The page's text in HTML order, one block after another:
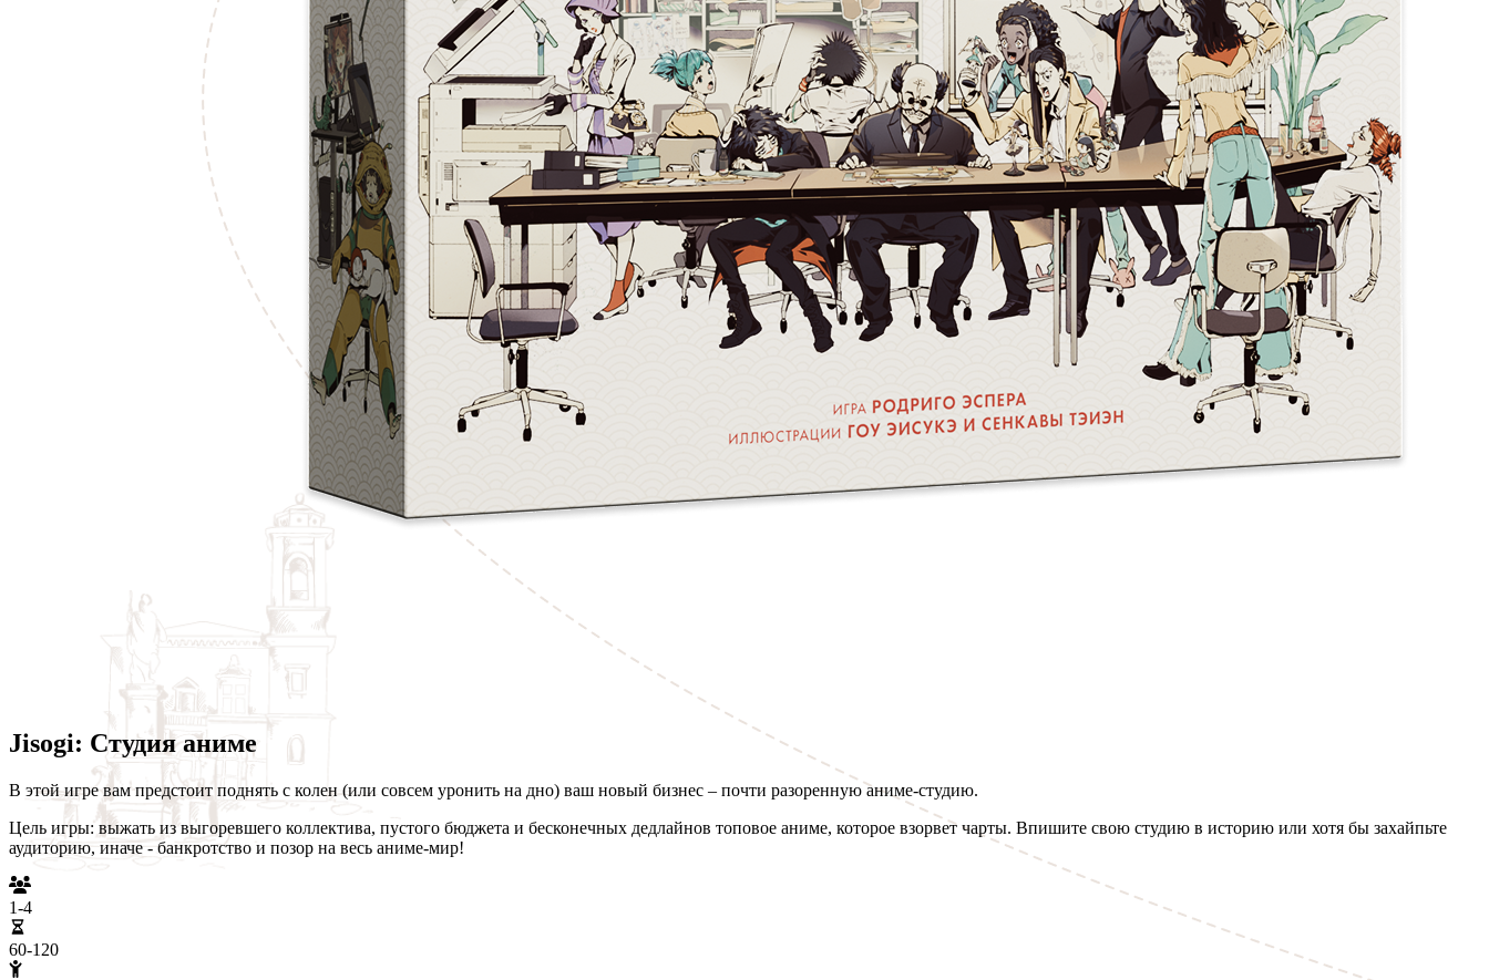
Jisogi: Студия аниме
В этой игре вам предстоит поднять с колен (или совсем уронить на дно) ваш новый бизнес – почти разоренную аниме-студию.
Цель игры: выжать из выгоревшего коллектива, пустого бюджета и бесконечных дедлайнов топовое аниме, которое взорвет чарты. Впишите свою студию в историю или хотя бы захайпьте
аудиторию, иначе - банкротство и позор на весь аниме-мир!
1-4
60-120